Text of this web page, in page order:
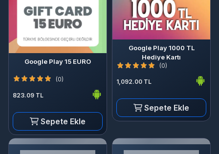
Google Play 15 EURO
(0)
823.09 TL
Sepete Ekle
Google Play 1000 TL
Hediye Kartı
(0)
1,092.00 TL
Sepete Ekle